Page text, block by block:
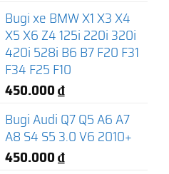
Bugi xe BMW X1 X3 X4
X5 X6 Z4 125i 220i 320i
420i 528i B6 B7 F20 F31
F34 F25 F10
450.000₫
Bugi Audi Q7 Q5 A6 A7
A8 S4 S5 3.0 V6 2010+
450.000₫